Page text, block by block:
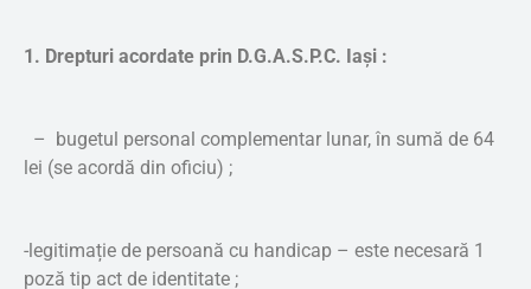
1. Drepturi acordate prin D.G.A.S.P.C. Iaşi :
– bugetul personal complementar lunar, în sumă de 64
lei (se acordă din oficiu) ;
-legitimație de persoană cu handicap – este necesară 1
poză tip act de identitate ;